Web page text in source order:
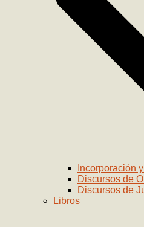
Incorporación
Discursos de
Discursos de
Libros